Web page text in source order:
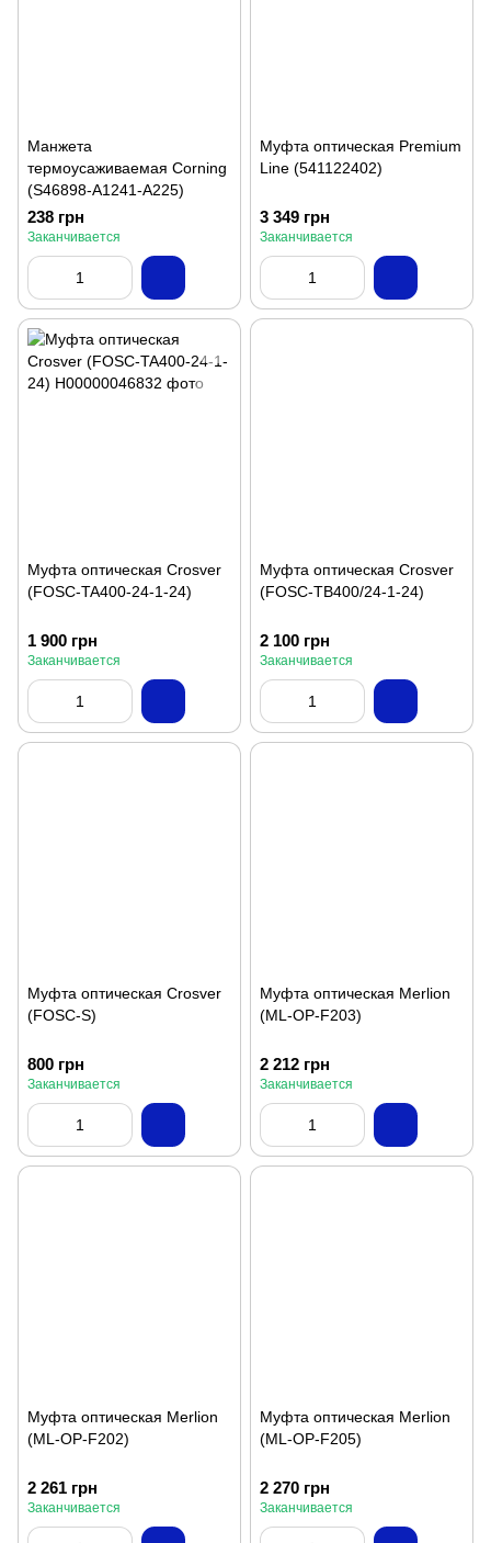
Манжета
термоусаживаемая Corning
(S46898-A1241-A225)
238 грн
Заканчивается
Муфта оптическая Premium
Line (541122402)
3 349 грн
Заканчивается
Муфта оптическая Crosver
(FOSC-TA400-24-1-24)
1 900 грн
Заканчивается
Муфта оптическая Crosver
(FOSC-TB400/24-1-24)
2 100 грн
Заканчивается
Муфта оптическая Crosver
(FOSC-S)
800 грн
Заканчивается
Муфта оптическая Merlion
(ML-OP-F203)
2 212 грн
Заканчивается
Муфта оптическая Merlion
(ML-OP-F202)
2 261 грн
Заканчивается
Муфта оптическая Merlion
(ML-OP-F205)
2 270 грн
Заканчивается